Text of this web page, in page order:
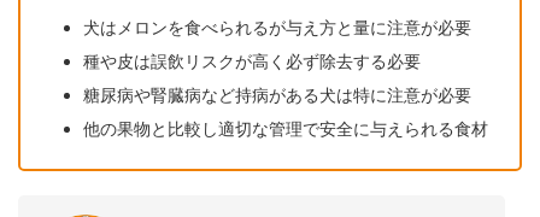
犬はメロンを食べられるが与え方と量に注意が必要
種や皮は誤飲リスクが高く必ず除去する必要
糖尿病や腎臓病など持病がある犬は特に注意が必要
他の果物と比較し適切な管理で安全に与えられる食材